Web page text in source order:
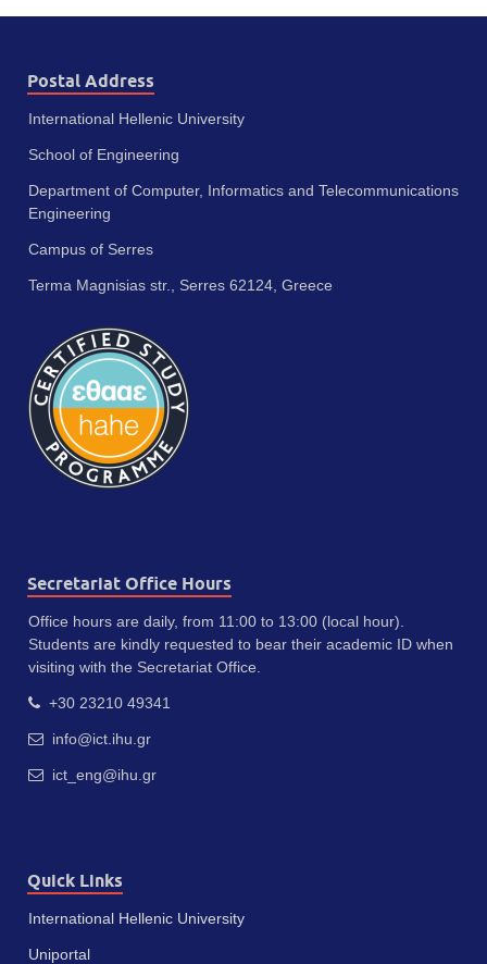
Postal Address
International Hellenic University
School of Engineering
Department of Computer, Informatics and Telecommunications
Engineering
Campus of Serres
Terma Magnisias str., Serres 62124, Greece
Secretariat Office Hours
Office hours are daily, from 11:00 to 13:00 (local hour).
Students are kindly requested to bear their academic ID when
visiting with the Secretariat Office.
+30 23210 49341
info@ict.ihu.gr
ict_eng@ihu.gr
Quick Links
International Hellenic University
Uniportal